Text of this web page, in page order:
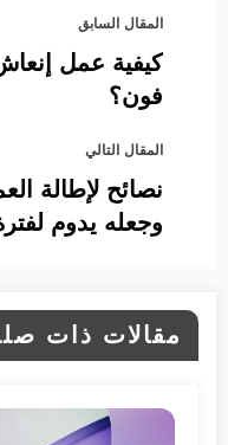
المقال السابق
فون؟
المقال التالي
نصائح لإطالة
وجعله يدوم
مقالات ذات